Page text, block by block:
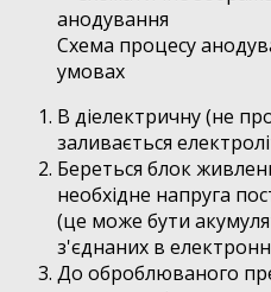
Схема процесу
умовах
В діелектричну (не
заливається
Береться блок
необхідне напруга
(це може бути
з'єднаних в
До оброблюваного